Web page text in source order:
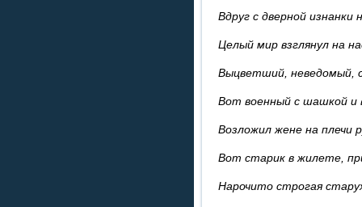
Вдруг с дверной
Целый мир взглянул на
Выцветший, неведомый,
Вот военный с шашкой и
Возложил жене на плечи
Вот старик в жилете,
Нарочито строгая